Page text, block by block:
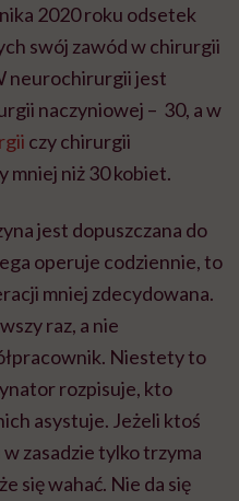
2020 roku odsetek
swój zawód w chirurgii
neurochirurgii jest
naczyniowej – 30, a w
czy chirurgii
mniej niż 30 kobiet.
jest dopuszczana do
operuje codziennie, to
mniej zdecydowana.
raz, a nie
Niestety to
rozpisuje, kto
asystuje. Jeżeli ktoś
zasadzie tylko trzyma
się wahać. Nie da się